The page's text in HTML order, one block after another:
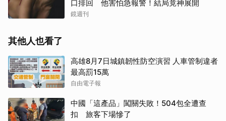
口排回 他害怕急報警！結局竟神展開
鏡週刊
其他人也看了
高雄8月7日城鎮韌性防空演習 人車管制違者
最高罰15萬
自由電子報
中國「這產品」闖關失敗！504包全遭查
扣 旅客下場慘了